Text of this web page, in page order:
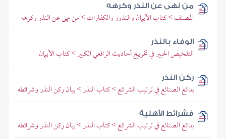
من نهى عن النذر وكرهه
المصنف > كتاب الأيمان والنذور والكفارات > من نهى عن النذر وكرهه
الوفاء بالنذر
التلخيص الحبير في تخريج أحاديث الرافعي الكبير > كتاب الأيمان
ركن النذر
بدائع الصنائع في ترتيب الشرائع > كتاب النذر > بيان ركن النذر وشرائطه
فشرائط الأهلية
بدائع الصنائع في ترتيب الشرائع > كتاب النذر > بيان ركن النذر وشرائطه